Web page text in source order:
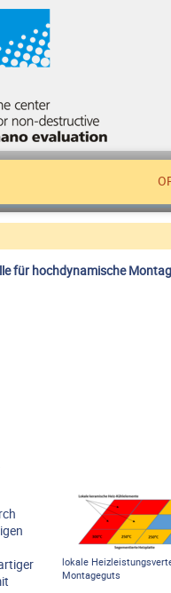
für hochdynamische
lokale
Montageguts